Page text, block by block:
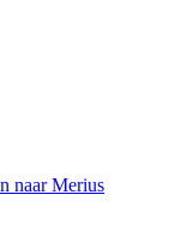
naar Merius